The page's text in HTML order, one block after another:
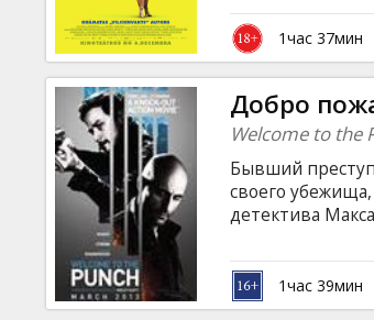
Леннокс и
латышском и
1час 37мин
Добро
Welcome to the
Бывший
своего
детектива
сталкиваются с
вынуждены
субтитрами на
1час 39мин